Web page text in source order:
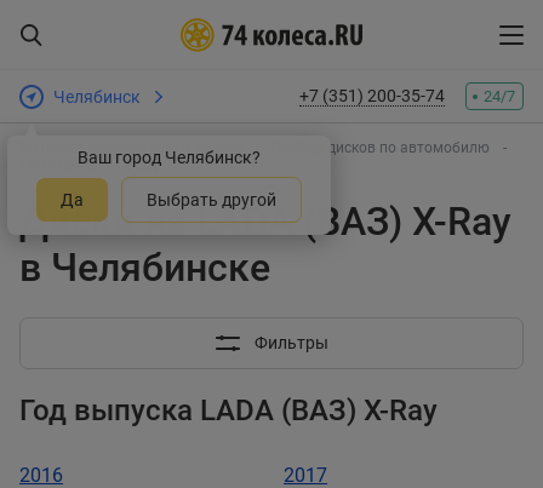
Челябинск
Ваш город Челябинск?
Да Выбрать другой
+7 (351) 200-35-74 24/7
Интернет-магазин шин и дисков
Подбор дисков по автомобилю
LADA (ВАЗ)
X-Ray
Диски на LADA (ВАЗ) X-Ray
в Челябинске
Фильтры
Год выпуска LADA (ВАЗ) X-Ray
2016
2017